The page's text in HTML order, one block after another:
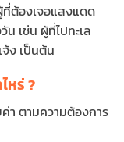
ที่ต้องเจอแสงแดด
เช่น ผู้ที่ไปทะเล
ง เป็นต้น
หร่ ?
า ตามความต้องการ